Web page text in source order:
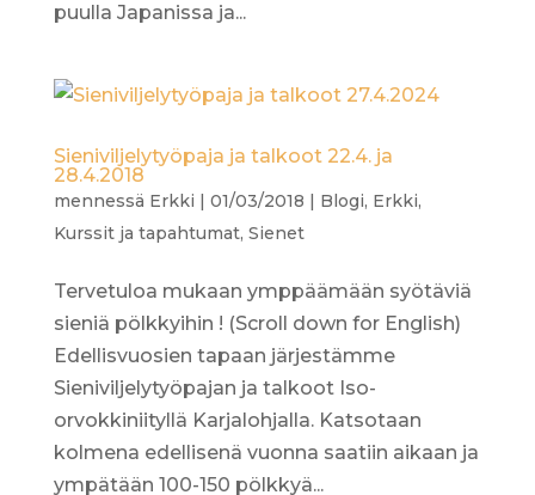
puulla Japanissa ja...
Sieniviljelytyöpaja ja talkoot 22.4. ja
28.4.2018
mennessä Erkki | 01/03/2018 | Blogi, Erkki,
Kurssit ja tapahtumat, Sienet
Tervetuloa mukaan ymppäämään syötäviä
sieniä pölkkyihin ! (Scroll down for English)
Edellisvuosien tapaan järjestämme
Sieniviljelytyöpajan ja talkoot Iso-
orvokkiniityllä Karjalohjalla. Katsotaan
kolmena edellisenä vuonna saatiin aikaan ja
ympätään 100-150 pölkkyä...